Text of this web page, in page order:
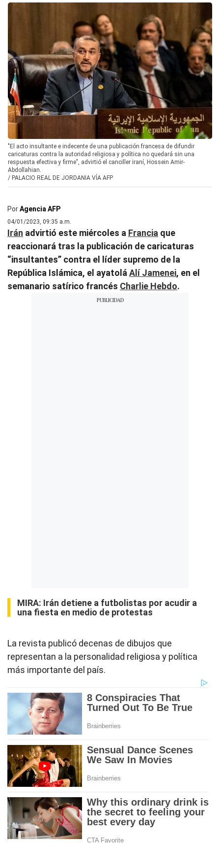
"El acto insultante e indecente de una publicación francesa de difundir
caricaturas contra la autoridad religiosa y política no quedará sin una
respuesta efectiva y firme", advirtió el canciller iraní, Hossein Amir-
Abdollahian.
/ PALACIO REAL DE JORDANIA VÍA AFP
PorAgencia AFP
04/01/2023, 09:35 a.m.
Irán advirtió este miércoles a Francia que
reaccionará tras la publicación de caricaturas
“insultantes” contra el líder supremo de la
República Islámica, el ayatolá Alí Jamenei, en el
semanario satírico francés Charlie Hebdo.
MIRA: Irán detiene a futbolistas por acudir a
una fiesta en medio de protestas
La revista publicó decenas de dibujos que
representan a la personalidad religiosa y política
más importante del país.